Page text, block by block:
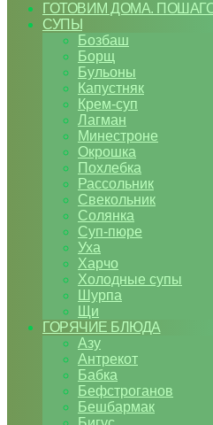
ГОТОВИМ ДОМА.
СУПЫ
Бозбаш
Борщ
Бульоны
Капустняк
Крем-суп
Лагман
Минестроне
Окрошка
Похлебка
Рассольник
Свекольник
Солянка
Суп-пюре
Уха
Харчо
Холодные супы
Шурпа
Щи
ГОРЯЧИЕ БЛЮДА
Азу
Антрекот
Бабка
Бефстроганов
Бешбармак